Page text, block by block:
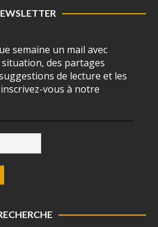
semaine un mail avec
des partages
de lecture et les
vous à notre